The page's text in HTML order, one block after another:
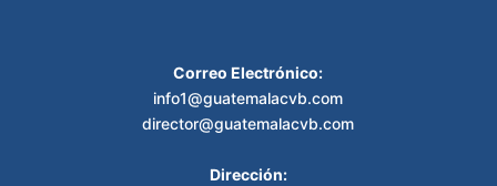
Correo Electrónico:
info1@guatemalacvb.com
director@guatemalacvb.com
Dirección: